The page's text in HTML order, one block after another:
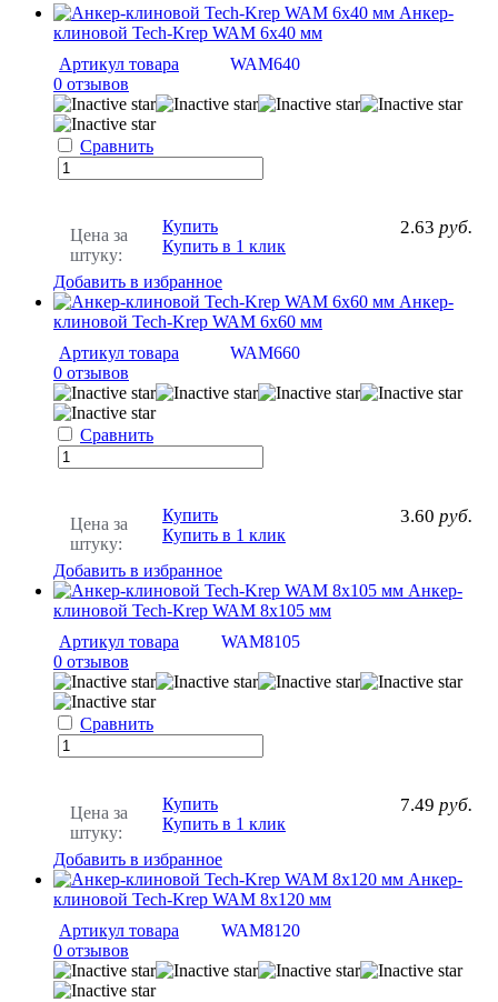
Анкер-
клиновой Tech-Krep WAM 6х40 мм
Артикул товара
WAM640
0 отзывов
Сравнить
Цена за
штуку:
2.63 руб.
Купить
Купить в 1 клик
Добавить в избранное
Анкер-
клиновой Tech-Krep WAM 6х60 мм
Артикул товара
WAM660
0 отзывов
Сравнить
Цена за
штуку:
3.60 руб.
Купить
Купить в 1 клик
Добавить в избранное
Анкер-
клиновой Tech-Krep WAM 8х105 мм
Артикул товара
WAM8105
0 отзывов
Сравнить
Цена за
штуку:
7.49 руб.
Купить
Купить в 1 клик
Добавить в избранное
Анкер-
клиновой Tech-Krep WAM 8х120 мм
Артикул товара
WAM8120
0 отзывов